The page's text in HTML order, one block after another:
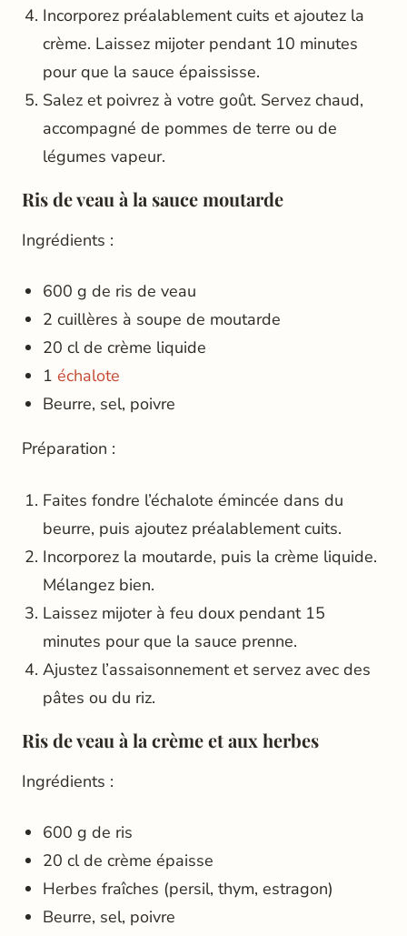
Incorporez préalablement cuits et ajoutez la
crème. Laissez mijoter pendant 10 minutes
pour que la sauce épaississe.
Salez et poivrez à votre goût. Servez chaud,
accompagné de pommes de terre ou de
légumes vapeur.
Ris de veau à la sauce moutarde
Ingrédients :
600 g de ris de veau
2 cuillères à soupe de moutarde
20 cl de crème liquide
1 échalote
Beurre, sel, poivre
Préparation :
Faites fondre l’échalote émincée dans du
beurre, puis ajoutez préalablement cuits.
Incorporez la moutarde, puis la crème liquide.
Mélangez bien.
Laissez mijoter à feu doux pendant 15
minutes pour que la sauce prenne.
Ajustez l’assaisonnement et servez avec des
pâtes ou du riz.
Ris de veau à la crème et aux herbes
Ingrédients :
600 g de ris
20 cl de crème épaisse
Herbes fraîches (persil, thym, estragon)
Beurre, sel, poivre